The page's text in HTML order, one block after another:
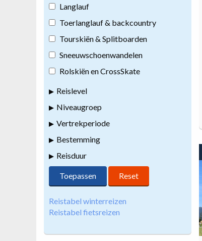
Langlauf
Toerlanglauf & backcountry
Tourskiën & Splitboarden
Sneeuwschoenwandelen
Rolskiën en CrossSkate
Reislevel
Niveaugroep
Vertrekperiode
Bestemming
Reisduur
Reistabel winterreizen
Reistabel fietsreizen